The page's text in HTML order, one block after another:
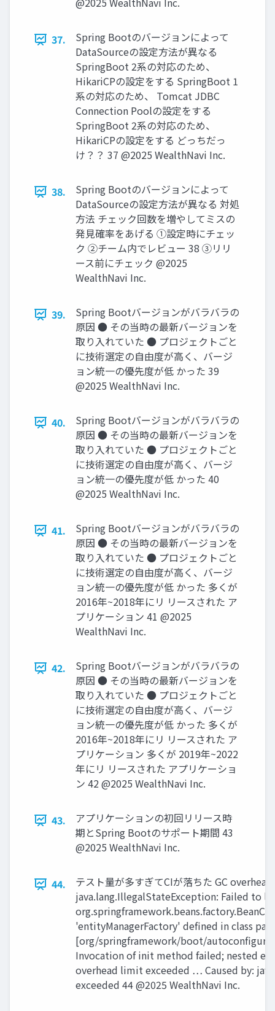
37.
Spring Bootのバージョンによって
DataSourceの設定⽅法が異なる
SpringBoot 2系の対応のため、
HikariCPの設定をする SpringBoot 1
系の対応のため、 Tomcat JDBC
Connection Poolの設定をする
SpringBoot 2系の対応のため、
HikariCPの設定をする どっちだっ
け？？ 37 @2025 WealthNavi Inc.
38.
Spring Bootのバージョンによって
DataSourceの設定⽅法が異なる 対処
⽅法 チェック回数を増やしてミスの
発⾒確率をあげる ①設定時にチェッ
ク ②チーム内でレビュー 38 ③リリ
ース前にチェック @2025
WealthNavi Inc.
39.
Spring Bootバージョンがバラバラの
原因 ● その当時の最新バージョンを
取り⼊れていた ● プロジェクトごと
に技術選定の⾃由度が⾼く、バージ
ョン統⼀の優先度が低 かった 39
@2025 WealthNavi Inc.
40.
Spring Bootバージョンがバラバラの
原因 ● その当時の最新バージョンを
取り⼊れていた ● プロジェクトごと
に技術選定の⾃由度が⾼く、バージ
ョン統⼀の優先度が低 かった 40
@2025 WealthNavi Inc.
41.
Spring Bootバージョンがバラバラの
原因 ● その当時の最新バージョンを
取り⼊れていた ● プロジェクトごと
に技術選定の⾃由度が⾼く、バージ
ョン統⼀の優先度が低 かった 多くが
2016年~2018年にリ リースされた ア
プリケーション 41 @2025
WealthNavi Inc.
42.
Spring Bootバージョンがバラバラの
原因 ● その当時の最新バージョンを
取り⼊れていた ● プロジェクトごと
に技術選定の⾃由度が⾼く、バージ
ョン統⼀の優先度が低 かった 多くが
2016年~2018年にリ リースされた ア
プリケーション 多くが 2019年~2022
年にリ リースされた アプリケーショ
ン 42 @2025 WealthNavi Inc.
43.
アプリケーションの初回リリース時
期とSpring Bootのサポート期間 43
@2025 WealthNavi Inc.
44.
テスト量が多すぎてCIが落ちた GC
java.lang.IllegalStateException: Failed to
'entityManagerFactory' deﬁned in class
[org/springframework/boot/
Invocation of init method failed; nested
overhead limit exceeded … Caused by:
exceeded 44 @2025 WealthNavi Inc.